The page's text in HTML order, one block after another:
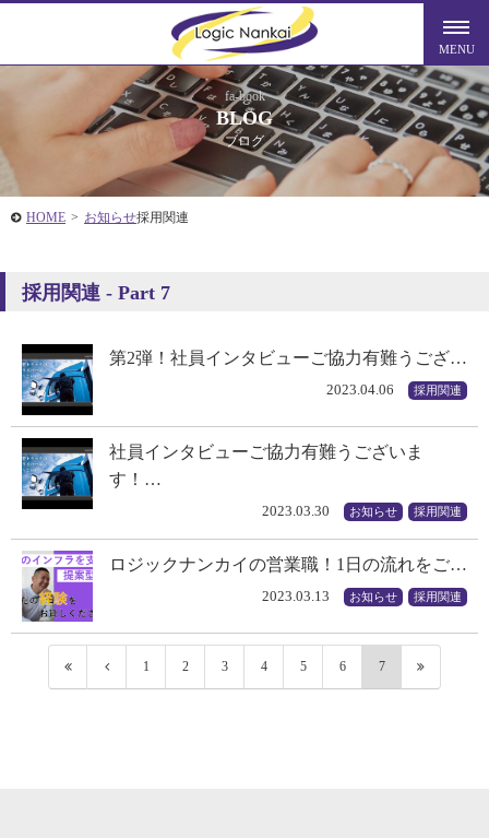
fa-book
BLOG
ブログ
HOME > お知らせ採用関連
採用関連 - Part 7
第2弾！社員インタビューご協力有難うござ…
2023.04.06 採用関連
社員インタビューご協力有難うございま
す！…
2023.03.30 お知らせ 採用関連
ロジックナンカイの営業職！1日の流れをご…
2023.03.13 お知らせ 採用関連
1 2 3 4 5 6 7